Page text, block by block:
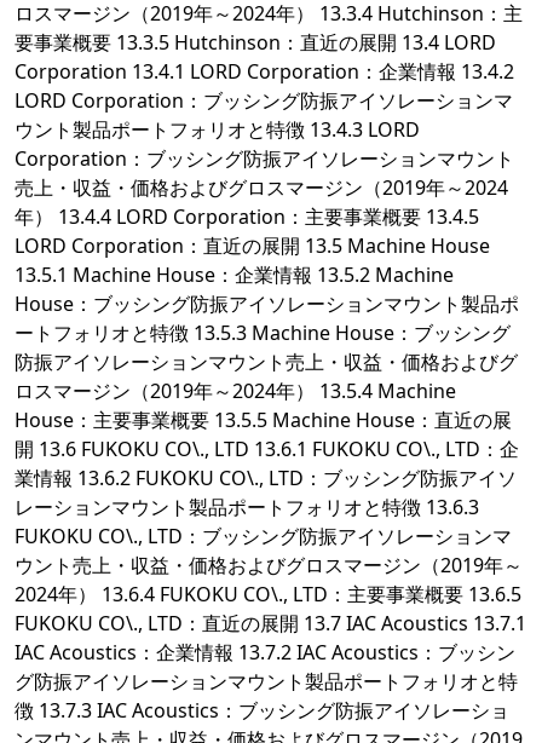
ロスマージン（2019年～2024年） 13.3.4 Hutchinson：主
要事業概要 13.3.5 Hutchinson：直近の展開 13.4 LORD
Corporation 13.4.1 LORD Corporation：企業情報 13.4.2
LORD Corporation：ブッシング防振アイソレーションマ
ウント製品ポートフォリオと特徴 13.4.3 LORD
Corporation：ブッシング防振アイソレーションマウント
売上・収益・価格およびグロスマージン（2019年～2024
年） 13.4.4 LORD Corporation：主要事業概要 13.4.5
LORD Corporation：直近の展開 13.5 Machine House
13.5.1 Machine House：企業情報 13.5.2 Machine
House：ブッシング防振アイソレーションマウント製品ポ
ートフォリオと特徴 13.5.3 Machine House：ブッシング
防振アイソレーションマウント売上・収益・価格およびグ
ロスマージン（2019年～2024年） 13.5.4 Machine
House：主要事業概要 13.5.5 Machine House：直近の展
開 13.6 FUKOKU CO\., LTD 13.6.1 FUKOKU CO\., LTD：企
業情報 13.6.2 FUKOKU CO\., LTD：ブッシング防振アイソ
レーションマウント製品ポートフォリオと特徴 13.6.3
FUKOKU CO\., LTD：ブッシング防振アイソレーションマ
ウント売上・収益・価格およびグロスマージン（2019年～
2024年） 13.6.4 FUKOKU CO\., LTD：主要事業概要 13.6.5
FUKOKU CO\., LTD：直近の展開 13.7 IAC Acoustics 13.7.1
IAC Acoustics：企業情報 13.7.2 IAC Acoustics：ブッシン
グ防振アイソレーションマウント製品ポートフォリオと特
徴 13.7.3 IAC Acoustics：ブッシング防振アイソレーショ